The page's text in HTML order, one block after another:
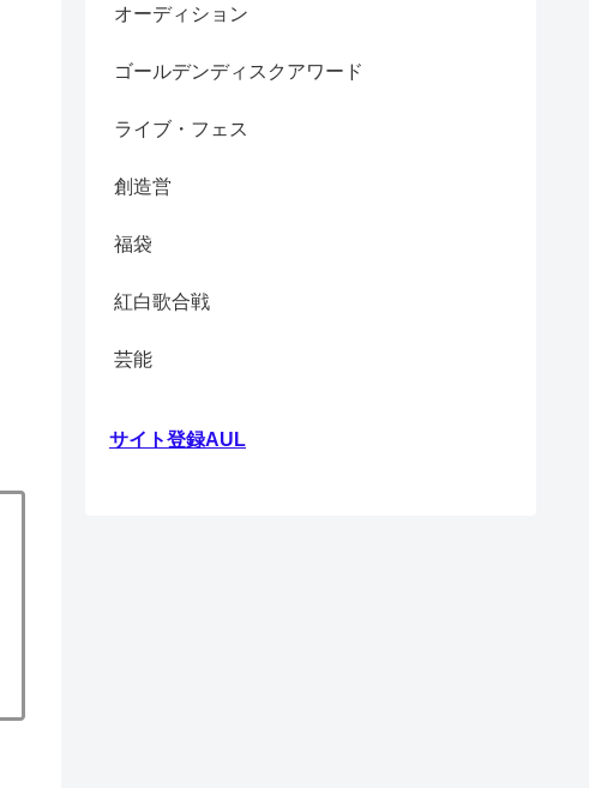
オーディション
ゴールデンディスクアワード
ライブ・フェス
創造営
福袋
紅白歌合戦
芸能
サイト登録AUL